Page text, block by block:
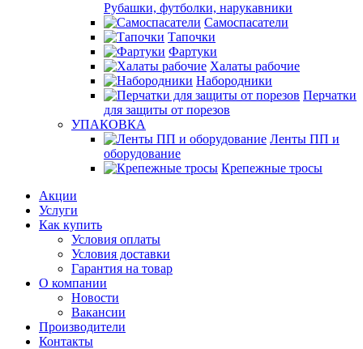
Рубашки, футболки, нарукавники
Самоспасатели
Тапочки
Фартуки
Халаты рабочие
Набородники
Перчатки
для защиты от порезов
УПАКОВКА
Ленты ПП и
оборудование
Крепежные тросы
Акции
Услуги
Как купить
Условия оплаты
Условия доставки
Гарантия на товар
О компании
Новости
Вакансии
Производители
Контакты